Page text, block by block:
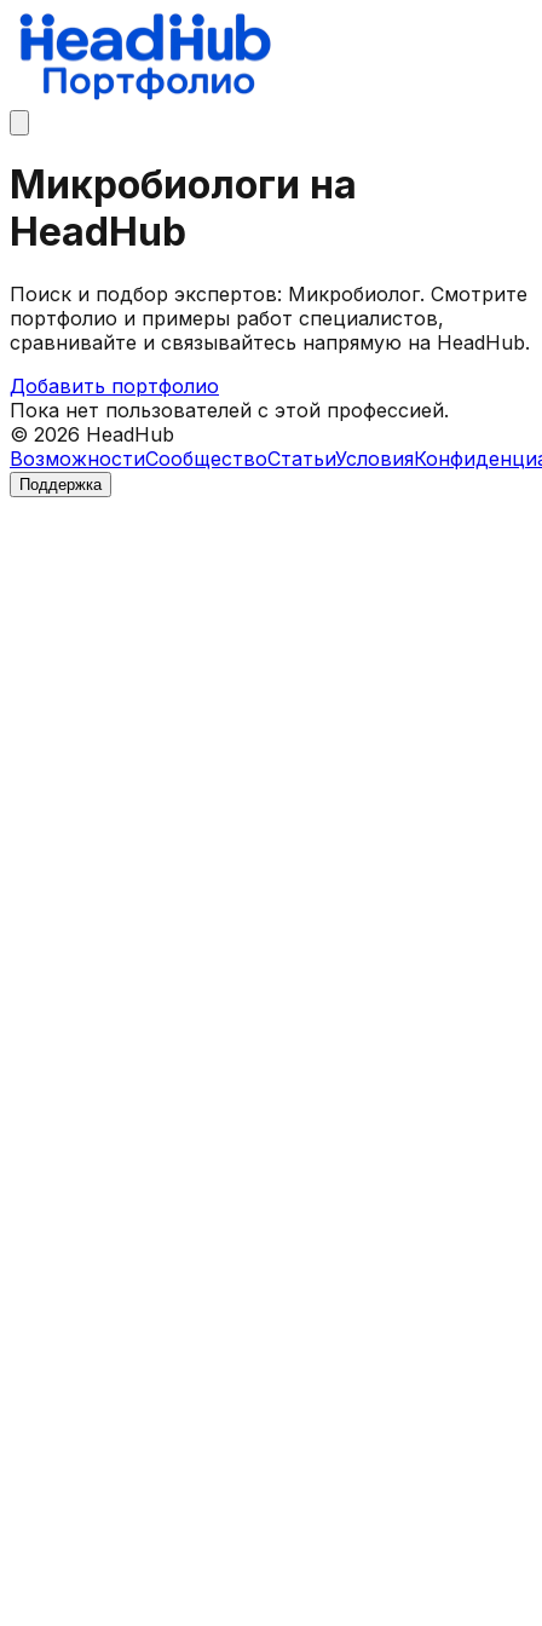
Микробиологи на
HeadHub
Поиск и подбор экспертов: Микробиолог. Смотрите
портфолио и примеры работ специалистов,
сравнивайте и связывайтесь напрямую на HeadHub.
Добавить портфолио
Пока нет пользователей с этой профессией.
© 2026 HeadHub
ВозможностиСообществоСтатьиУсловия
Поддержка